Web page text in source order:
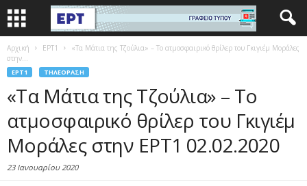
Αρχική EΡΤ1
«Τα Μάτια της Τζούλια» – Το ατμοσφαιρικό θρίλερ του Γκιγιέμ Μοράλες
στην...
EΡΤ1 ΤΗΛΕΌΡΑΣΗ
«Τα Μάτια της Τζούλια» – Το
ατμοσφαιρικό θρίλερ του Γκιγιέμ
Μοράλες στην ΕΡΤ1 02.02.2020
23 Ιανουαρίου 2020